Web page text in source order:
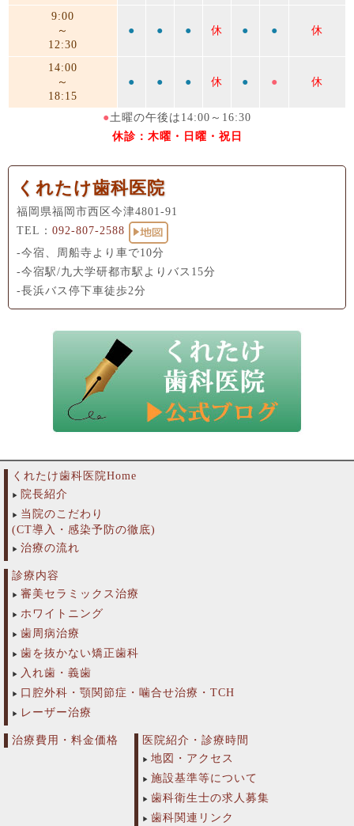
9:00
～
12:30
● ● ● 休 ● ● 休
14:00
～
18:15
● ● ● 休 ● ● 休
●土曜の午後は14:00～16:30
休診：木曜・日曜・祝日
くれたけ歯科医院
福岡県福岡市西区今津4801-91
TEL： 092-807-2588
-今宿、周船寺より車で10分
-今宿駅/九大学研都市駅よりバス15分
-長浜バス停下車徒歩2分
くれたけ歯科医院Home
院長紹介
当院のこだわり
(CT導入・感染予防の徹底)
治療の流れ
診療内容
審美セラミックス治療
ホワイトニング
歯周病治療
歯を抜かない矯正歯科
入れ歯・義歯
口腔外科・顎関節症・噛合せ治療・TCH
レーザー治療
治療費用・料金価格
医院紹介・診療時間
地図・アクセス
施設基準等について
歯科衛生士の求人募集
歯科関連リンク